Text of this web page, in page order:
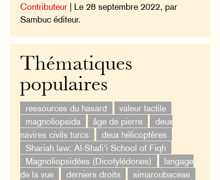
Contributeur | Le 28 septembre 2022, par
Sambuc éditeur.
Thématiques
populaires
ressources du hasard
valeur tactile
magnoliopsida
âge de pierre
deux
navires civils turcs
deux hélicoptères
Shariah law: Al-Shafi’i School of Fiqh
Magnoliopsidées (Dicotylédones)
langage
de la vue
derniers droits
simaroubaceae